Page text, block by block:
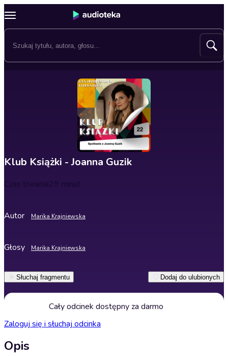
Klub Książki - Joanna Guzik
Czas trwania29 minut
Autor Marika Krajniewska
Głosy Marika Krajniewska
Słuchaj fragmentu Dodaj do ulubionych
Cały odcinek dostępny za darmo
Zaloguj się i słuchaj odcinka
Opis